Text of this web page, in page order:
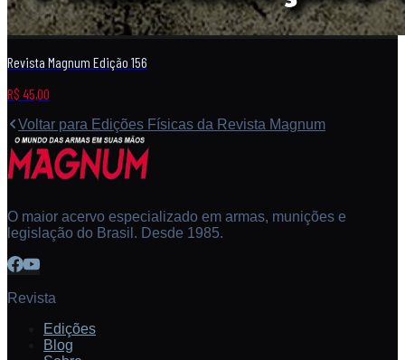
Revista Magnum Edição 156
R$ 45,00
Voltar para Edições Físicas da Revista Magnum
O maior acervo especializado em armas, munições e
legislação do Brasil. Desde 1985.
Revista
Edições
Blog